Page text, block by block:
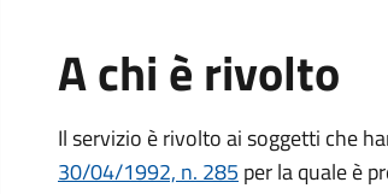
A chi è rivolto
Il servizio è rivolto ai soggetti che
30/04/1992, n. 285 per la quale è